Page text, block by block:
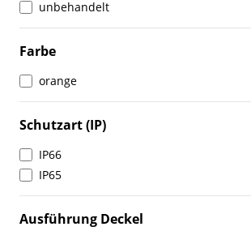
unbehandelt
Farbe
orange
Schutzart (IP)
IP66
IP65
Ausführung Deckel